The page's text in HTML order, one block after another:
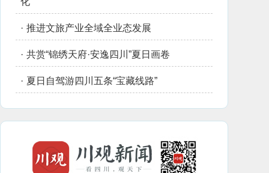
· 推进文旅产业全域全业态发展
· 共赏“锦绣天府·安逸四川”夏日画卷
· 夏日自驾游四川五条“宝藏线路”